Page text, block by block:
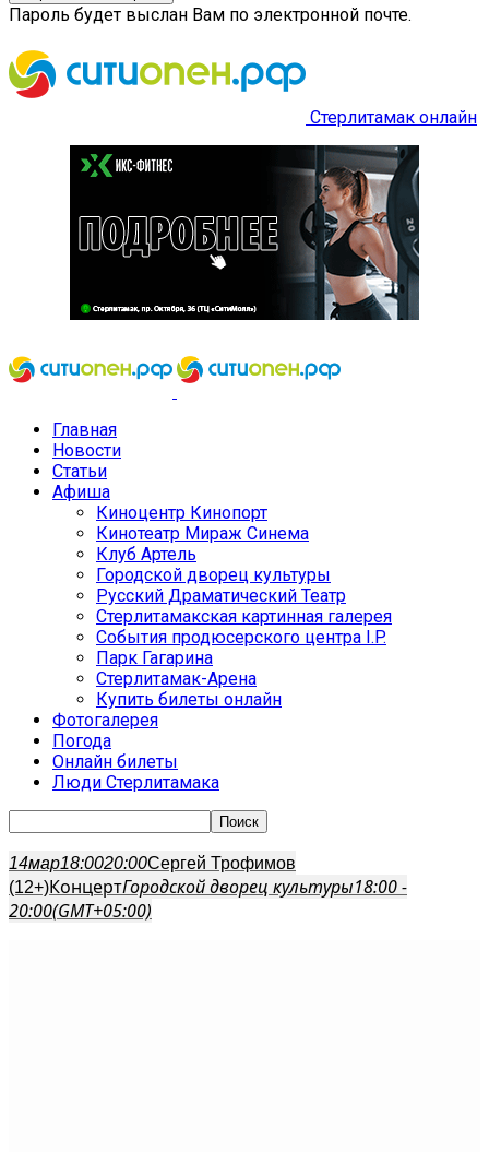
Пароль будет выслан Вам по электронной почте.
Стерлитамак онлайн
Главная
Новости
Статьи
Афиша
Киноцентр Кинопорт
Кинотеатр Мираж Синема
Клуб Артель
Городской дворец культуры
Русский Драматический Театр
Стерлитамакская картинная галерея
События продюсерского центра I.P.
Парк Гагарина
Стерлитамак-Арена
Купить билеты онлайн
Фотогалерея
Погода
Онлайн билеты
Люди Стерлитамака
14мар18:0020:00Сергей Трофимов
(12+)КонцертГородской дворец культуры18:00 -
20:00(GMT+05:00)